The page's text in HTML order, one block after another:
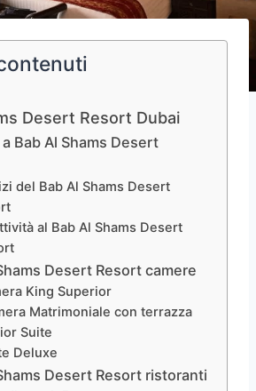
Desert Resort Dubai
Bab Al Shams Desert
del Bab Al Shams Desert
al Bab Al Shams Desert
Desert Resort camere
King Superior
Matrimoniale con terrazza
Suite
Deluxe
Desert Resort ristoranti